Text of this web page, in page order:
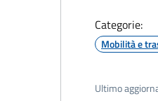
Categorie:
Mobilità e
Ultimo